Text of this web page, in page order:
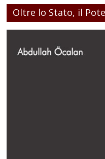
Oltre lo Stato, il